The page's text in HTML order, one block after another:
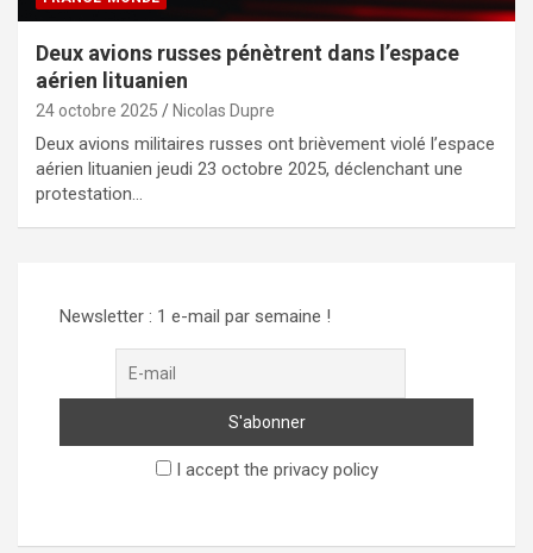
Deux avions russes pénètrent dans l’espace
aérien lituanien
24 octobre 2025 Nicolas Dupre
Deux avions militaires russes ont brièvement violé l’espace
aérien lituanien jeudi 23 octobre 2025, déclenchant une
protestation…
Newsletter : 1 e-mail par semaine !
I accept the privacy policy